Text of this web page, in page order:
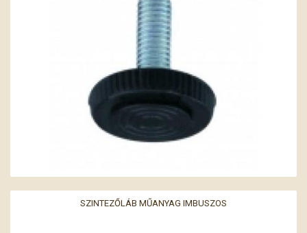
SZINTEZŐLÁB MŰANYAG IMBUSZOS